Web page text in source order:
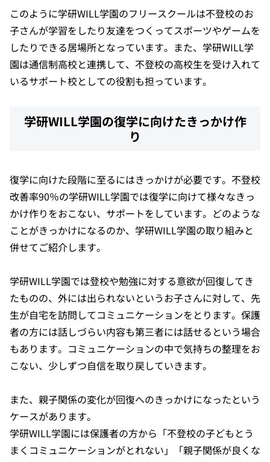
このように学研WILL学園のフリースクールは不登校のお
子さんが学習をしたり友達をつくってスポーツやゲームを
したりできる居場所となっています。また、学研WILL学
園は通信制高校と連携して、不登校の高校生を受け入れて
いるサポート校としての役割も担っています。
学研WILL学園の復学に向けたきっかけ作
り
復学に向けた段階に至るにはきっかけが必要です。不登校
改善率90％の学研WILL学園では復学に向けて様々なきっ
かけ作りをおこない、サポートをしています。どのような
ことがきっかけになるのか、学研WILL学園の取り組みと
併せてご紹介します。
学研WILL学園では登校や勉強に対する意欲が回復してき
たものの、外には出られないというお子さんに対して、先
生が自宅を訪問してコミュニケーションをとります。保護
者の方には話しづらい内容も第三者には話せるという場合
もあります。コミュニケーションの中で気持ちの整理をお
こない、少しずつ自信を取り戻していきます。
また、親子関係の変化が回復へのきっかけになったという
ケースがあります。
学研WILL学園には保護者の方から「不登校の子どもとう
まくコミュニケーションがとれない」「親子関係が良くな